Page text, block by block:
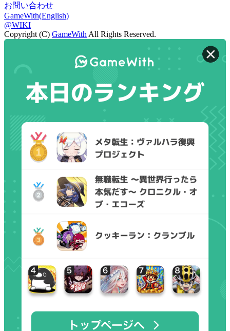
お問い合わせ
GameWith(English)
@WIKI
Copyright (C) GameWithAll Rights Reserved.